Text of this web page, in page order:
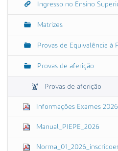
Ingresso no Ensino
Matrizes
Provas de Equivalência à
Provas de aferição
Provas de aferição
Informações Exames
Manual_PIEPE_2026